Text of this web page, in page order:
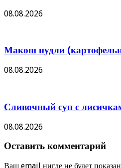
08.08.2026
Макош нудли
08.08.2026
Сливочный суп с
08.08.2026
Оставить комментарий
Ваш email нигде не будет